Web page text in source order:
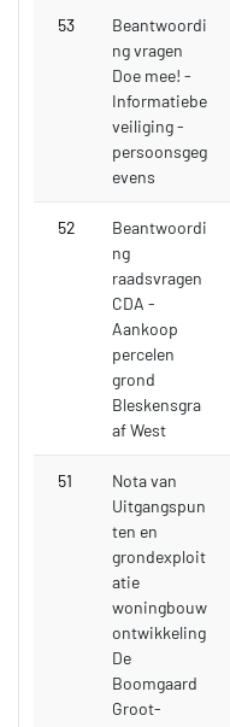
53
Beantwoordi
ng vragen
Doe mee! -
Informatiebe
veiliging -
persoonsgeg
evens
52
Beantwoordi
ng
raadsvragen
CDA -
Aankoop
percelen
grond
Bleskensgra
af West
51
Nota van
Uitgangspun
ten en
grondexploit
atie
woningbouw
ontwikkeling
De
Boomgaard
Groot-